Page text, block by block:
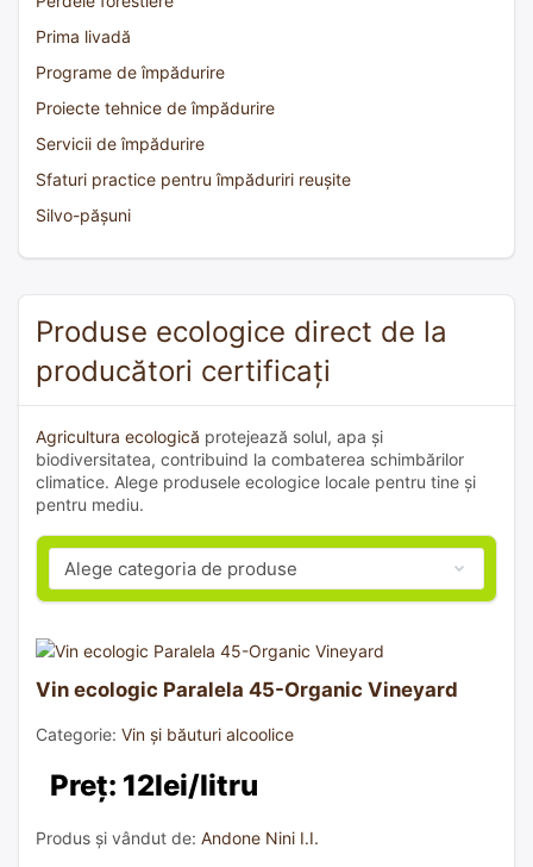
Prima livadă
Programe de împădurire
Proiecte tehnice de împădurire
Servicii de împădurire
Sfaturi practice pentru împăduriri reușite
Silvo-pășuni
Produse ecologice direct de la
producători certificați
Agricultura ecologică protejează solul, apa și
biodiversitatea, contribuind la combaterea schimbărilor
climatice. Alege produsele ecologice locale pentru tine și
pentru mediu.
Vin ecologic Paralela 45-Organic Vineyard
Categorie: Vin și băuturi alcoolice
Preț: 12lei/litru
Produs și vândut de: Andone Nini I.I.